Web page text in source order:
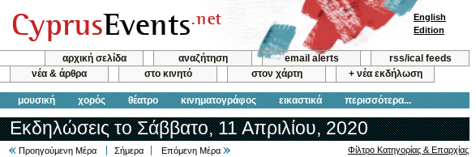
αρχική σελίδα αναζήτηση email alerts
rss/ical feeds
νέα & άρθρα
στο κινητό στον χάρτη + νέα εκδήλωση
μουσική χορός θέατρο κινηματογράφος εικαστικά περισσότερα...
English
Edition
Εκδηλώσεις το Σάββατο, 11 Απριλίου, 2020
Προηγούμενη Μέρα Σήμερα Επόμενη Μέρα Φίλτρο Κατηγορίας & Επαρχίας